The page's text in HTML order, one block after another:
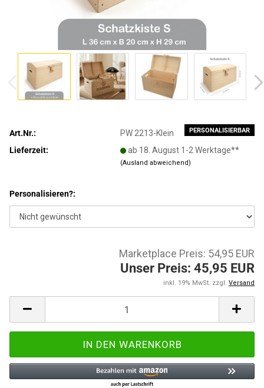
PERSONALISIERBAR
Art.Nr.:
PW 2213-Klein
Lieferzeit:
ab 18. August 1-2 Werktage**
(Ausland abweichend)
Personalisieren?:
Marketplace Preis: 54,95 EUR
Unser Preis: 45,95 EUR
inkl. 19% MwSt. zzgl. Versand